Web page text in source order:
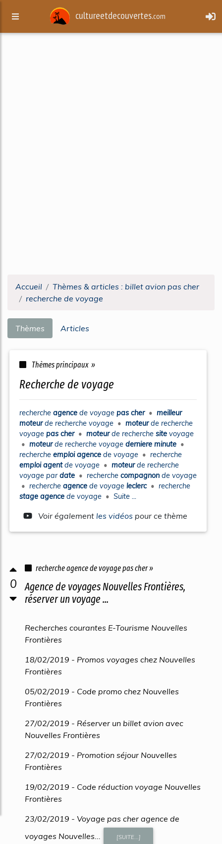
cultureetdecouvertes.com
Accueil
Thèmes & articles : billet avion pas cher
recherche de voyage
Thèmes Articles
Thèmes principaux »
recherche de voyage
recherche agence de voyage pas cher • meilleur
moteurde recherche voyage • moteurde recherche
voyage pas cher • moteurde recherche site voyage
• moteurde recherche voyage derniere minute •
recherche emploi agence de voyage • recherche
emploi agentde voyage • moteurde recherche
voyage pardate • recherche compagnon de voyage
• recherche agence de voyage leclerc • recherche
stage agence de voyage • Suite ...
Voir également les vidéos pour ce thème
0
recherche agence de voyage pas cher »
Agence de voyages Nouvelles Frontières,
réserver un voyage ...
Recherches courantes E-Tourisme Nouvelles
Frontières
18/02/2019 - Promos voyages chez Nouvelles
Frontières
05/02/2019 - Code promo chez Nouvelles
Frontières
27/02/2019 - Réserver un billet avion avec
Nouvelles Frontières
27/02/2019 - Promotion séjour Nouvelles
Frontières
19/02/2019 - Code réduction voyage Nouvelles
Frontières
23/02/2019 - Voyage pas cher agence de
voyages Nouvelles...
[SUITE...]